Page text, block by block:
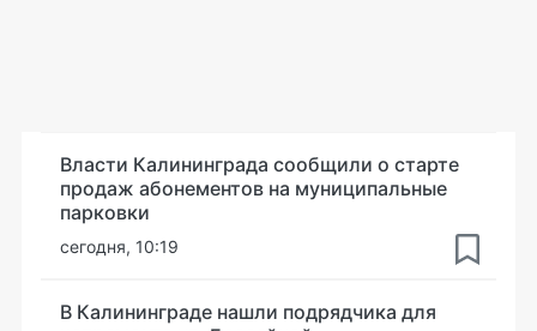
Власти Калининграда сообщили о старте
продаж абонементов на муниципальные
парковки
сегодня, 10:19
В Калининграде нашли подрядчика для